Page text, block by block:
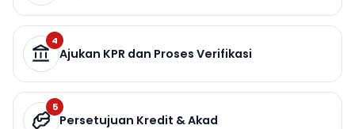
4
Ajukan KPR dan Proses Verifikasi
5
Persetujuan Kredit & Akad